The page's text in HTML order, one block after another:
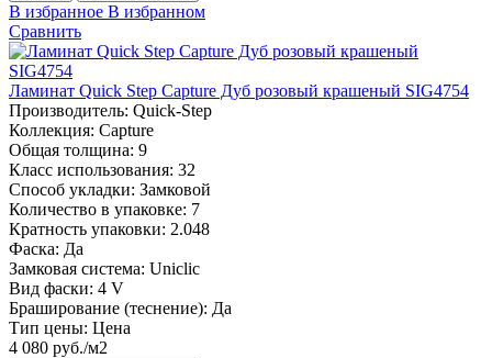
В избранное В избранном
Сравнить
Ламинат Quick Step Capture Дуб розовый крашеный SIG4754
Производитель: Quick-Step
Коллекция: Capture
Общая толщина: 9
Класс использования: 32
Способ укладки: Замковой
Количество в упаковке: 7
Кратность упаковки: 2.048
Фаска: Да
Замковая система: Uniclic
Вид фаски: 4 V
Браширование (теснение): Да
Тип цены: Цена
4 080 руб./м2